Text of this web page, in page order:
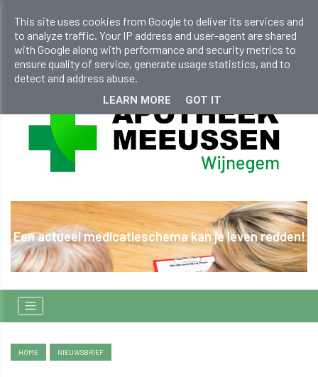
info@apotheekmeeussen.be
+32 (0)33 536 131
Een actueel medicatieschema kan je leven redden!
HOME NIEUWSBRIEF
This site uses cookies from Google to deliver its services and
to analyze traffic. Your IP address and user-agent are shared
with Google along with performance and security metrics to
ensure quality of service, generate usage statistics, and to
detect and address abuse.
LEARN MORE GOT IT